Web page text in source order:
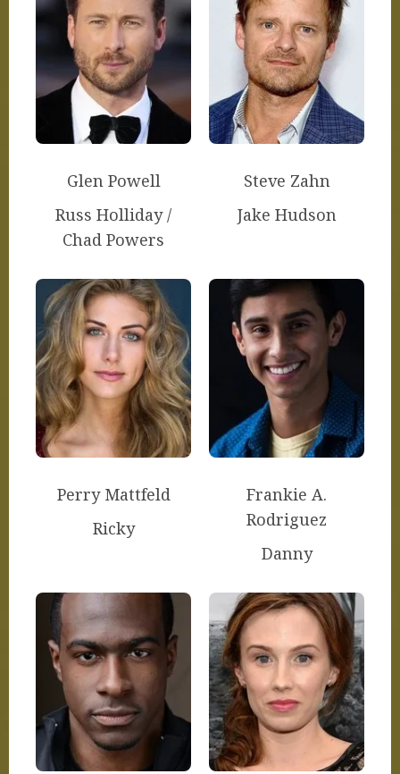
Glen Powell
Russ Holliday /
Chad Powers
Steve Zahn
Jake Hudson
Perry Mattfeld
Ricky
Frankie A.
Rodriguez
Danny